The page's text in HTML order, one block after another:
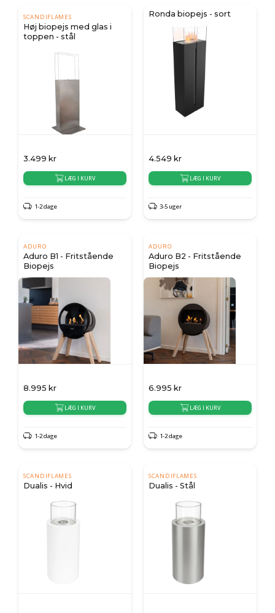
SCANDIFLAMES
Høj biopejs med glas i
toppen - stål
3.499 kr
LÆG I KURV
1-2 dage
Ronda biopejs - sort
4.549 kr
LÆG I KURV
3-5 uger
ADURO
Aduro B1 - Fritstående
Biopejs
8.995 kr
LÆG I KURV
1-2 dage
ADURO
Aduro B2 - Fritstående
Biopejs
6.995 kr
LÆG I KURV
1-2 dage
SCANDIFLAMES
Dualis - Hvid
SCANDIFLAMES
Dualis - Stål